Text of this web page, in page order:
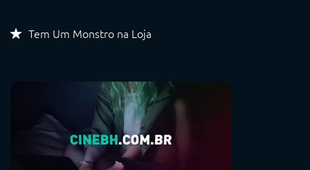
Tem Um Monstro na Loja